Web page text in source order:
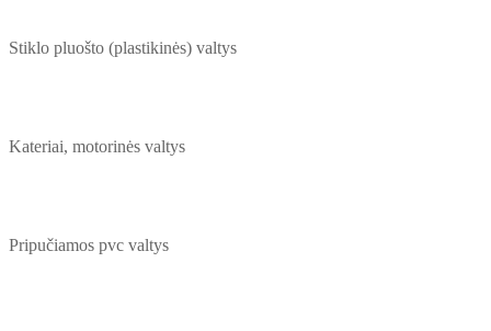
Stiklo pluošto (plastikinės) valtys
Kateriai, motorinės valtys
Pripučiamos pvc valtys